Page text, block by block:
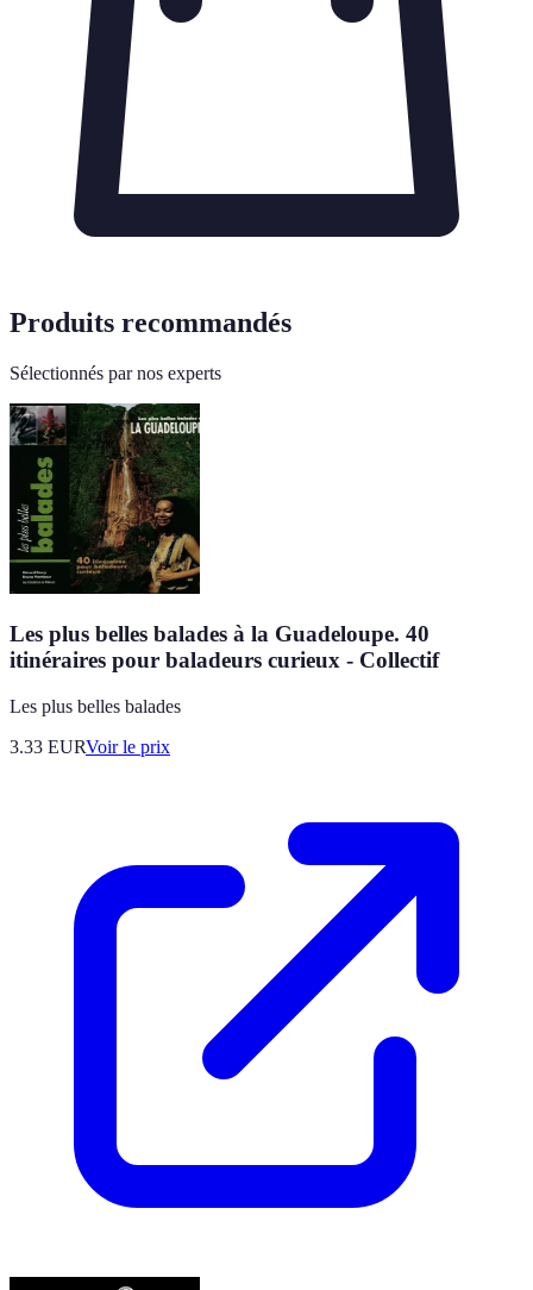
Produits recommandés
Sélectionnés par nos experts
Les plus belles balades à la Guadeloupe. 40
itinéraires pour baladeurs curieux - Collectif
Les plus belles balades
3.33 EURVoir le prix